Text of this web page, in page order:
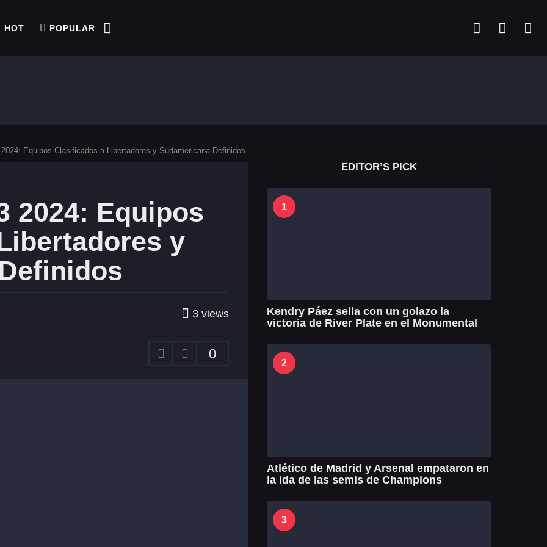
HOT POPULAR
Equipos Clasificados a Libertadores y Sudamericana Definidos
2024: Equipos
y
3 views
0
EDITOR’S PICK
1
Kendry Páez sella con un golazo la
victoria de River Plate en el Monumental
2
Atlético de Madrid y Arsenal empataron en
la ida de las semis de Champions
3